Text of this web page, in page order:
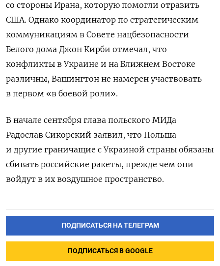
со стороны Ирана, которую помогли отразить
США. Однако координатор по стратегическим
коммуникациям в Совете нацбезопасности
Белого дома Джон Кирби отмечал, что
конфликты в Украине и на Ближнем Востоке
различны, Вашингтон не намерен участвовать
в первом «в боевой роли».
В начале сентября глава польского МИДа
Радослав Сикорский заявил, что Польша
и другие граничащие с Украиной страны обязаны
сбивать российские ракеты, прежде чем они
войдут в их воздушное пространство.
ПОДПИСАТЬСЯ НА ТЕЛЕГРАМ
ПОДПИСАТЬСЯ В GOOGLE